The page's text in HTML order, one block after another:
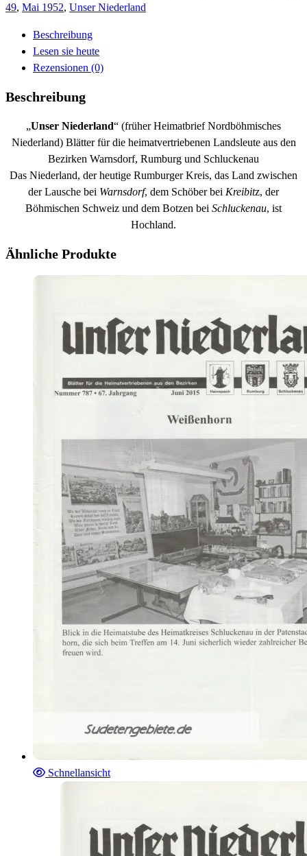
49, Mai 1952, Unser Niederland
Beschreibung
Lesen sie heute
Rezensionen (0)
Beschreibung
„Unser Niederland“ (früher Heimatbrief Nordböhmisches
Niederland) Blätter für die heimatvertriebenen Landsleute aus den
Bezirken Warnsdorf, Rumburg und Schluckenau
Das Niederland, der heutige Rumburger Kreis, das Land zwischen
der Lausche bei Warnsdorf, dem Schöber bei Kreibitz, der
Böhmischen Schweiz und dem Botzen bei Schluckenau, ist
Hochland.
Ähnliche Produkte
Schnellansicht